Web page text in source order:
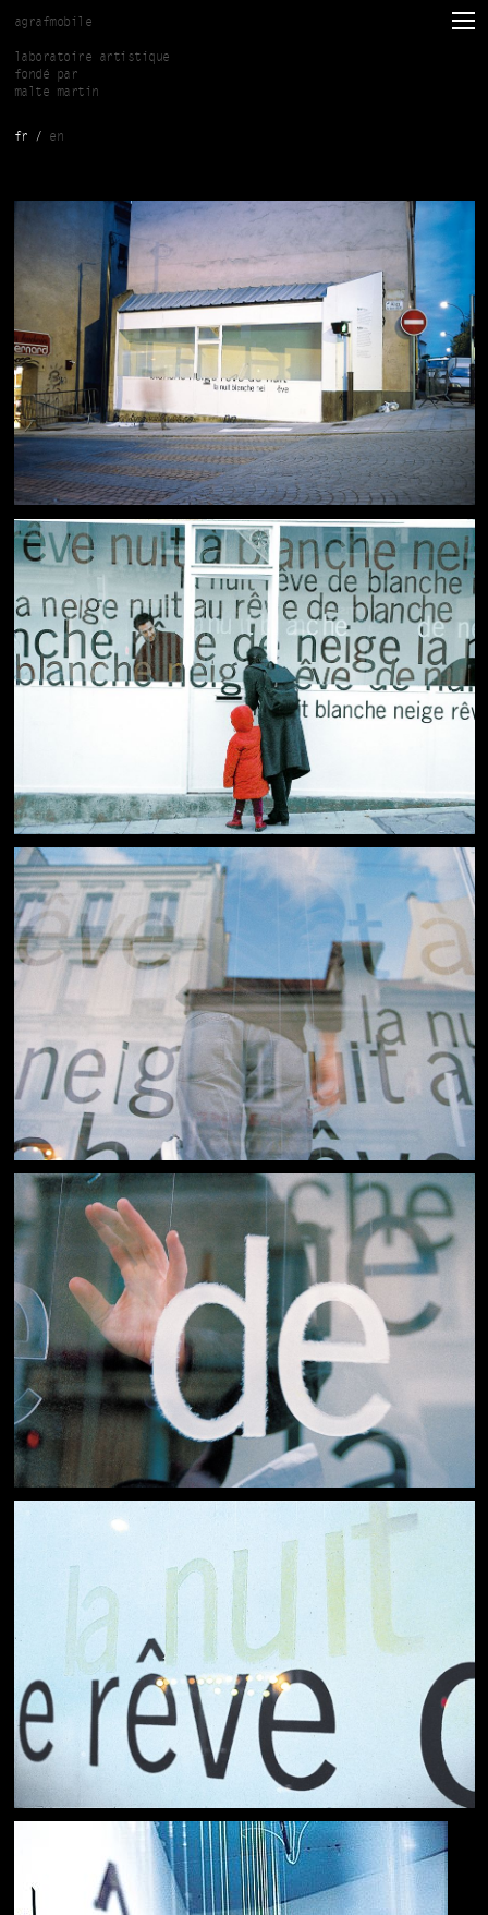
agrafmobile
laboratoire artistique
fondé par
malte martin
fr en